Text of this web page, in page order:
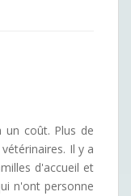
coût. Plus de
Il y a
d'accueil et
n'ont personne